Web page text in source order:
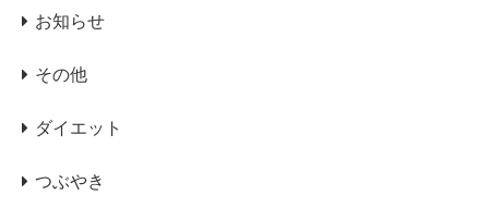
お知らせ
その他
ダイエット
つぶやき